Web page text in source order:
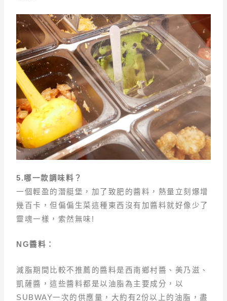
5. 哪一款調味料？
一個輕盈的潛艇堡，加了致肥的醬料，熱量立刻爆增
幾百卡，但偏偏生菜這種東西沒有加醬料就好像少了
靈魂一樣，索然無味!
NG醬料：
減脂期間比較不推薦的醬料是西南鄉村醬、美乃滋、
凱薩醬，這些醬料都是以油脂為主要成分，以
SUBWAY一次的供應量，大約有2份以上的油脂，盡